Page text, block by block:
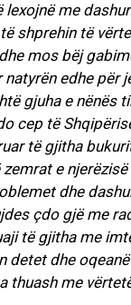
lexojnë me
shprehin të
mos bëj
edhe për
gjuha e nënës
cep të
të gjitha
e njerëzisë
dhe
çdo gjë me
të gjitha me
detet dhe oqeanë
thuash me